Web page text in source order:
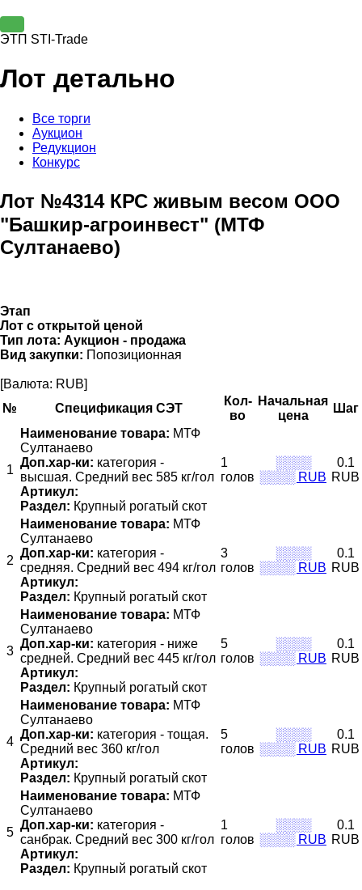
ЭТП STI-Trade
Лот детально
Все торги
Аукцион
Редукцион
Конкурс
Лот №4314 КРС живым весом ООО
"Башкир-агроинвест" (МТФ
Султанаево)
Этап
Лот с открытой ценой
Тип лота: Аукцион - продажа
Вид закупки: Попозиционная
[Валюта: RUB]
№
Спецификация СЭТ
Кол-
во
Начальная
цена
Шаг
1
Наименование товара: МТФ
Султанаево
Доп.хар-ки: категория -
высшая. Средний вес 585 кг/гол
Артикул:
Раздел: Крупный рогатый скот
1
голов
░░░░
░░░░ RUB
0.1
RUB
2
Наименование товара: МТФ
Султанаево
Доп.хар-ки: категория -
средняя. Средний вес 494 кг/гол
Артикул:
Раздел: Крупный рогатый скот
3
голов
░░░░
░░░░ RUB
0.1
RUB
3
Наименование товара: МТФ
Султанаево
Доп.хар-ки: категория - ниже
средней. Средний вес 445 кг/гол
Артикул:
Раздел: Крупный рогатый скот
5
голов
░░░░
░░░░ RUB
0.1
RUB
4
Наименование товара: МТФ
Султанаево
Доп.хар-ки: категория - тощая.
Средний вес 360 кг/гол
Артикул:
Раздел: Крупный рогатый скот
5
голов
░░░░
░░░░ RUB
0.1
RUB
5
Наименование товара: МТФ
Султанаево
Доп.хар-ки: категория -
санбрак. Средний вес 300 кг/гол
Артикул:
Раздел: Крупный рогатый скот
1
голов
░░░░
░░░░ RUB
0.1
RUB